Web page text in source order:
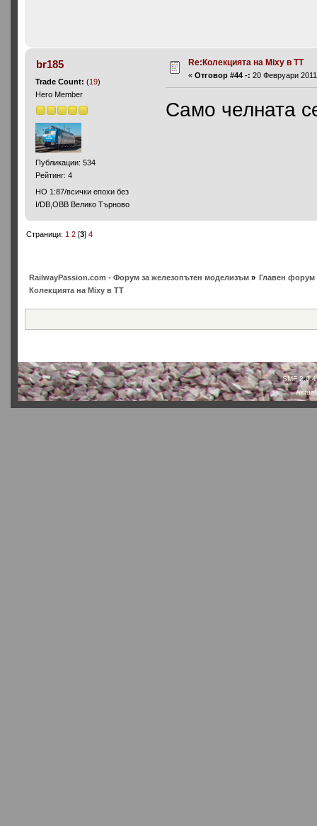
br185
Trade Count:(19)
Hero Member
Публикации: 534
Рейтинг: 4
HO 1:87/всички епохи без
I/DB,OBB Велико Търново
Re:Колекцията на Mixy в ТТ
«Отговор #44 -: 20 Февруари
Само челната
Страници: 1 2[3] 4
RailwayPassion.com - Форум за железопътен моделизъм» Главен форум
Колекцията на Mixy в ТТ
SMF 2.0.4